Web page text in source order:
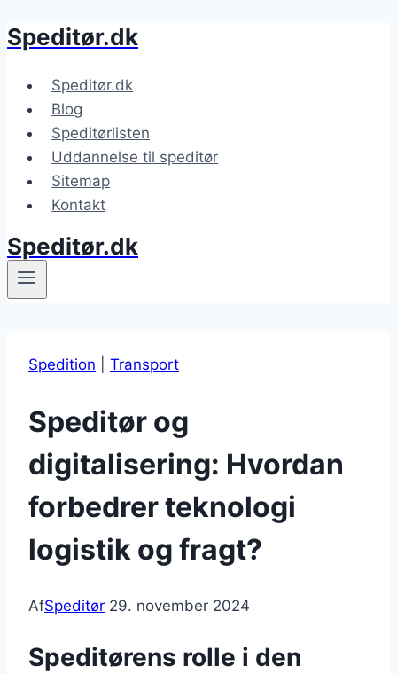
Fortsæt
indhold
Speditør.dk
Speditør.dk
Blog
Speditørlisten
Uddannelse til speditør
Sitemap
Kontakt
Speditør.dk
Spedition Transport
Speditør og
digitalisering: Hvordan
forbedrer teknologi
logistik og fragt?
AfSpeditør 29. november 2024
Speditørens rolle i den